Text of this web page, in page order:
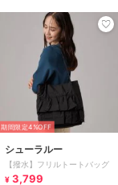
期間限定4%OFF
シューラルー
【撥水】フリルトートバッグ
¥ 3,799